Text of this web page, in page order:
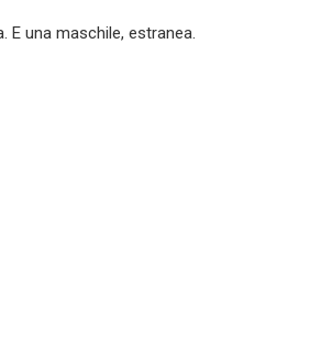
E una maschile, estranea.